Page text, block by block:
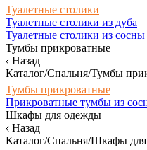
Туалетные столики
Туалетные столики из дуба
Туалетные столики из сосны
Тумбы прикроватные
Назад
Каталог/Спальня/Тумбы
Тумбы прикроватные
Прикроватные тумбы из
Шкафы для одежды
Назад
Каталог/Спальня/Шкафы